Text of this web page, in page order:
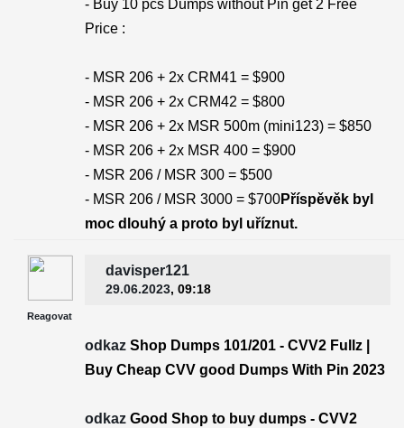
- Buy 10 pcs Dumps without Pin get 2 Free
Price :
- MSR 206 + 2x CRM41 = $900
- MSR 206 + 2x CRM42 = $800
- MSR 206 + 2x MSR 500m (mini123) = $850
- MSR 206 + 2x MSR 400 = $900
- MSR 206 / MSR 300 = $500
- MSR 206 / MSR 3000 = $700Příspěvěk byl
moc dlouhý a proto byl uříznut.
Reagovat
davisper121
29.06.2023, 09:18
odkaz Shop Dumps 101/201 - CVV2 Fullz |
Buy Cheap CVV good Dumps With Pin 2023
odkaz Good Shop to buy dumps - CVV2